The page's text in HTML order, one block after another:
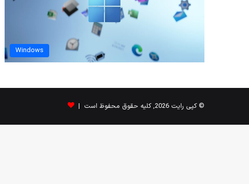
Windows
© کپی رایت 2026, کلیه حقوق محفوظ است |